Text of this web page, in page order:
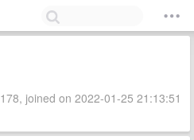
joined on 2022-01-25 21:13:51